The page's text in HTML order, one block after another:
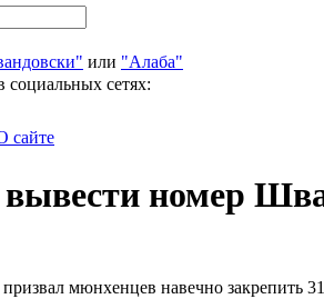
или "Алаба"
социальных сетях:
сайте
номер
мюнхенцев навечно